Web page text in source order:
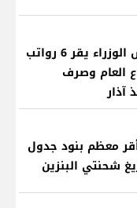
معلومات للـLBCI: مجلس الوزراء يقر 6 رواتب
العام وصرف
آذار
معظم بنود جدول
شحنتي البنزين